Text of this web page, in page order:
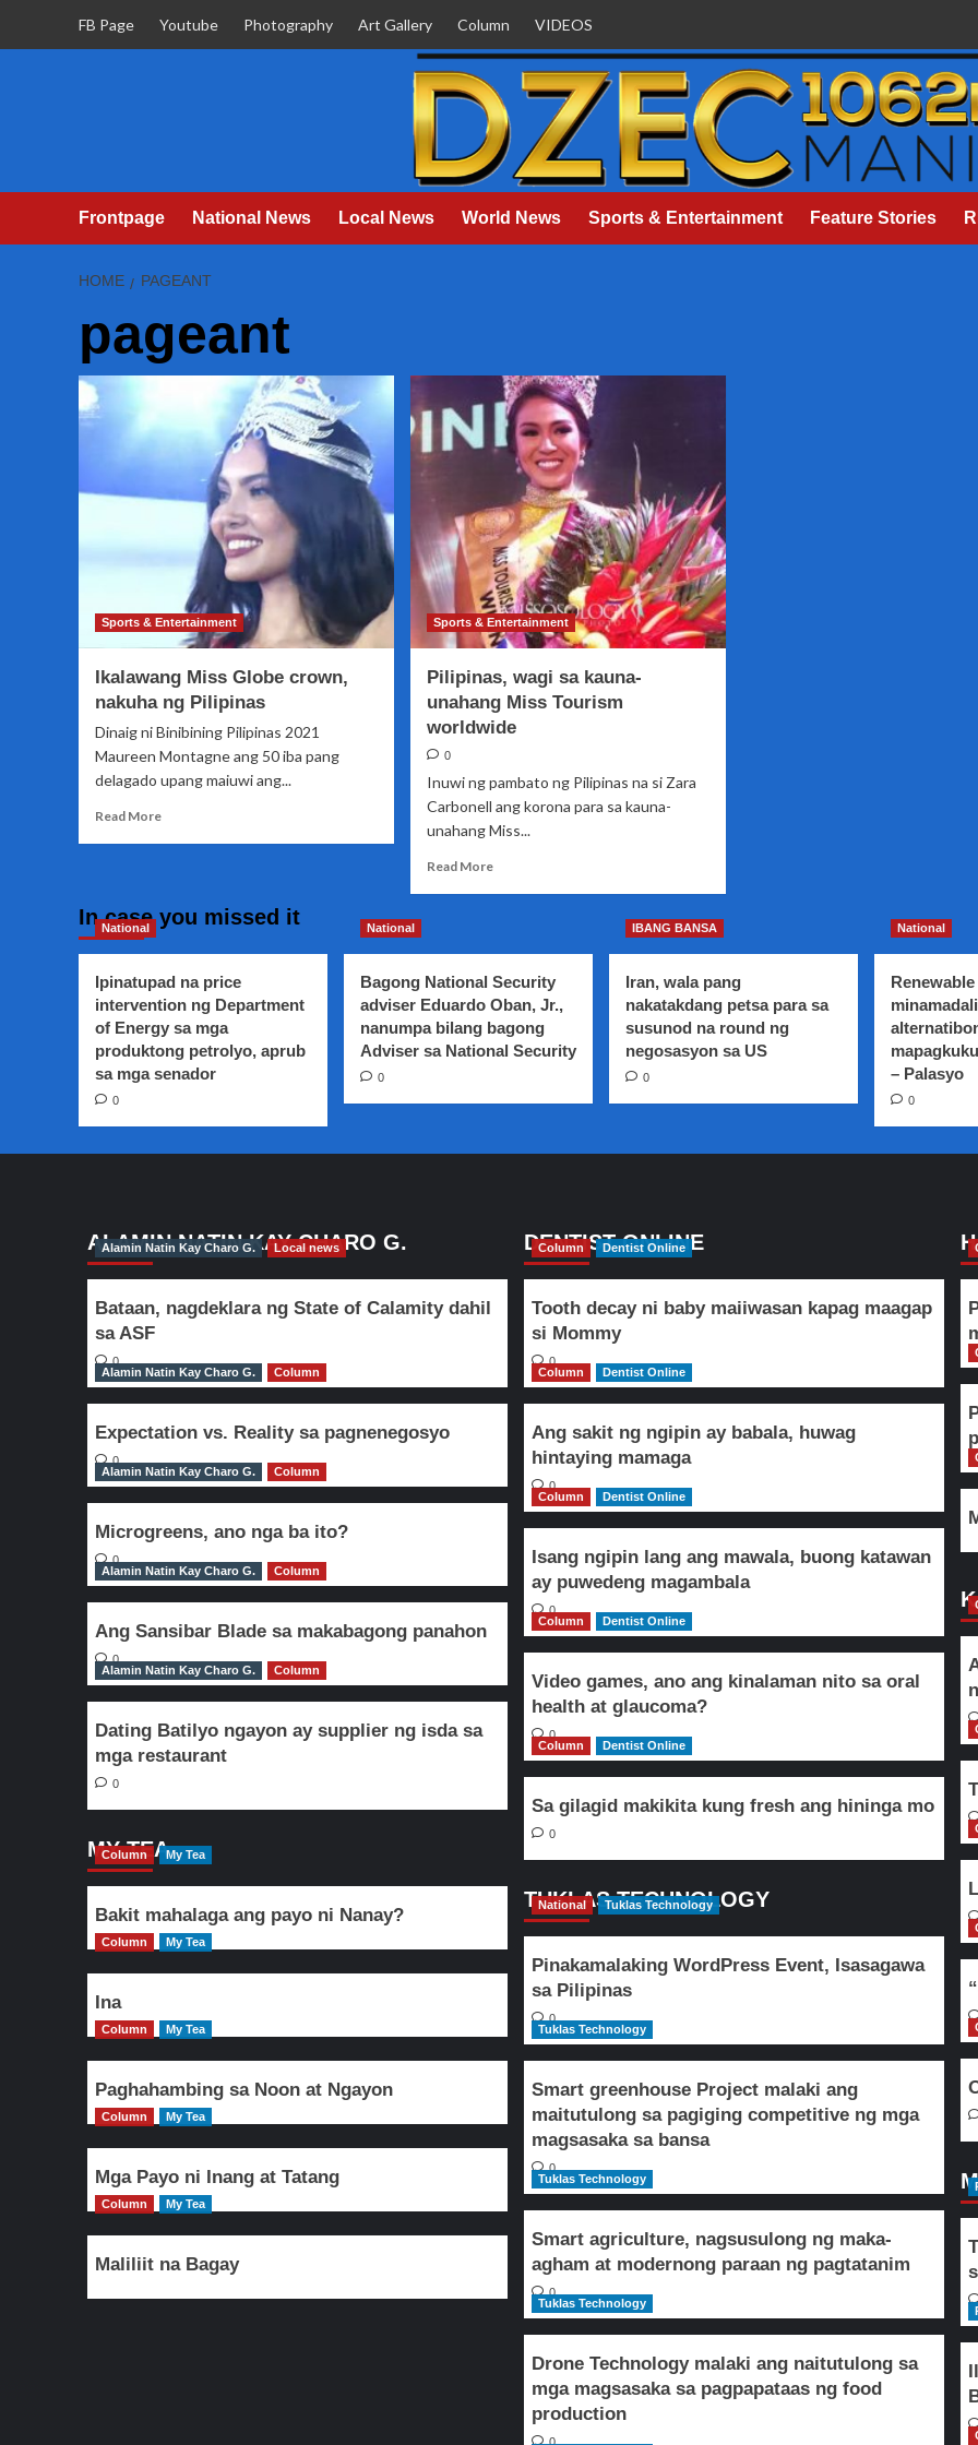
FB Page Youtube Photography Art Gallery Column VIDEOS
Frontpage National News Local News World News Sports & Entertainment Feature Stories
HOME PAGEANT
pageant
Sports & Entertainment
Ikalawang Miss Globe crown,
nakuha ng Pilipinas
Dinaig ni Binibining Pilipinas 2021
Maureen Montagne ang 50 iba pang
delagado upang maiuwi ang...
Read MoreRead
Globe
nakuha
ng
Pilipinas
Sports & Entertainment
Pilipinas, wagi sa kauna-
unahang Miss Tourism
worldwide
0
Inuwi ng pambato ng Pilipinas na si Zara
Carbonell ang korona para sa kauna-
unahang Miss...
Read MoreRead
kauna-
unahang
Miss
Tourism
In case you missed it
National
Ipinatupad na price
intervention ng Department
of Energy sa mga
produktong petrolyo, aprub
sa mga senador
0
National
Bagong National Security
adviser Eduardo Oban, Jr.,
nanumpa bilang bagong
Adviser sa National Security
0
IBANG BANSA
Iran, wala pang
nakatakdang petsa para sa
susunod na round ng
negosasyon sa US
0
National
– Palasyo
0
ALAMIN NATIN KAY CHARO G.
Alamin Natin Kay Charo G. Local news
Bataan, nagdeklara ng State of Calamity dahil
sa ASF
0
Alamin Natin Kay Charo G.
Column
Expectation vs. Reality sa pagnenegosyo
0
Alamin Natin Kay Charo G.
Column
Microgreens, ano nga ba ito?
0
Alamin Natin Kay Charo G.
Column
Ang Sansibar Blade sa makabagong panahon
0
Alamin Natin Kay Charo G.
Column
Dating Batilyo ngayon ay supplier ng isda sa
mga restaurant
0
MY TEA
Column My Tea
Bakit mahalaga ang payo ni Nanay?
Column My Tea
Ina
Column My Tea
Paghahambing sa Noon at Ngayon
Column My Tea
Mga Payo ni Inang at Tatang
Column My Tea
Maliliit na Bagay
DENTIST ONLINE
Column Dentist Online
Tooth decay ni baby maiiwasan kapag maagap
si Mommy
0
Column
Dentist Online
Ang sakit ng ngipin ay babala, huwag
hintaying mamaga
0
Column
Dentist Online
Isang ngipin lang ang mawala, buong katawan
ay puwedeng magambala
0
Column
Dentist Online
Video games, ano ang kinalaman nito sa oral
health at glaucoma?
0
Column
Dentist Online
Sa gilagid makikita kung fresh ang hininga mo
0
TUKLAS TECHNOLOGY
National Tuklas Technology
Pinakamalaking WordPress Event, Isasagawa
sa Pilipinas
0
Tuklas Technology
Smart greenhouse Project malaki ang
maitutulong sa pagiging competitive ng mga
magsasaka sa bansa
0
Tuklas Technology
Smart agriculture, nagsusulong ng maka-
agham at modernong paraan ng pagtatanim
0
Tuklas Technology
Drone Technology malaki ang naitutulong sa
mga magsasaka sa pagpapataas ng food
production
0